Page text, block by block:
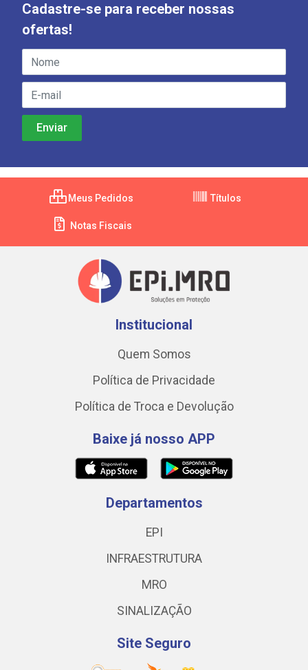
Cadastre-se para receber nossas
ofertas!
Meus Pedidos Títulos
Notas Fiscais
Institucional
Quem Somos
Política de Privacidade
Política de Troca e Devolução
Baixe já nosso APP
Departamentos
EPI
INFRAESTRUTURA
MRO
SINALIZAÇÃO
Site Seguro